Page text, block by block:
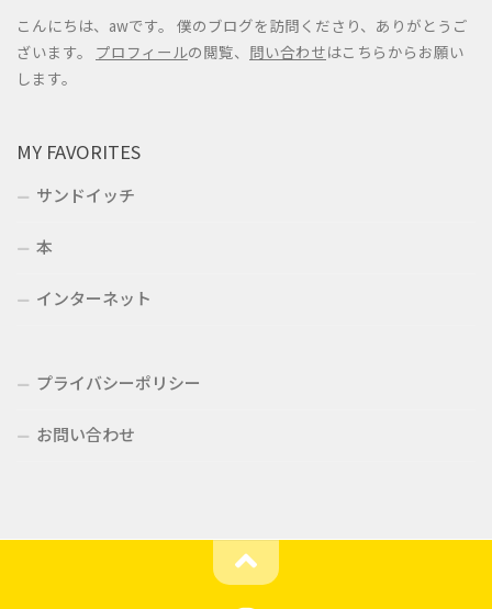
こんにちは、awです。 僕のブログを訪問くださり、ありがとうご
ざいます。 プロフィールの閲覧、 問い合わせはこちらからお願い
します。
MY FAVORITES
サンドイッチ
本
インターネット
プライバシーポリシー
お問い合わせ